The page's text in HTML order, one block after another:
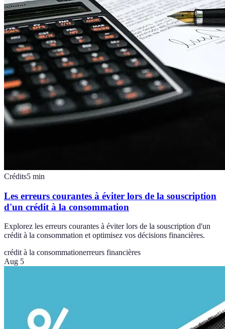
Crédits5 min
Les erreurs courantes à éviter lors de la souscription
d'un crédit à la consommation
Explorez les erreurs courantes à éviter lors de la souscription d'un
crédit à la consommation et optimisez vos décisions financières.
crédit à la consommationerreurs financières
Aug 5